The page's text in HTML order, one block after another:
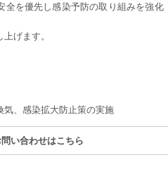
全を優先し感染予防の取り組みを強化
げます。
、感染拡大防止策の実施
い合わせはこちら